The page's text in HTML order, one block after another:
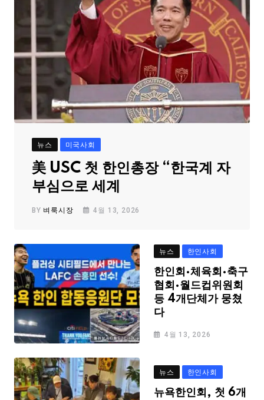
뉴스 미국사회
美 USC 첫 한인총장 “한국계 자
부심으로 세계
BY 벼룩시장 4월 13, 2026
뉴스 한인사회
한인회·체육회·축구
협회·월드컵위원회
등 4개단체가 뭉쳤
다
4월 13, 2026
뉴스 한인사회
뉴욕한인회, 첫 6개